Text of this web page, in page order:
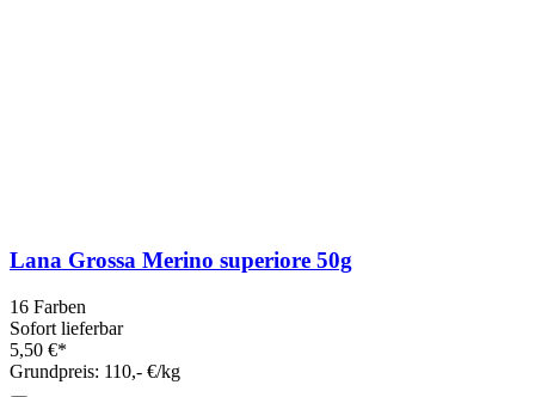
Lana Grossa Merino superiore 50g
16 Farben
Sofort lieferbar
5,50 €*
Grundpreis: 110,- €/kg